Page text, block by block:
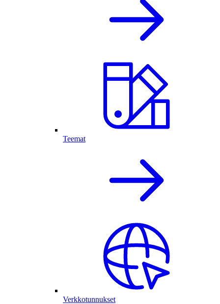
Teemat
Verkkotunnukset